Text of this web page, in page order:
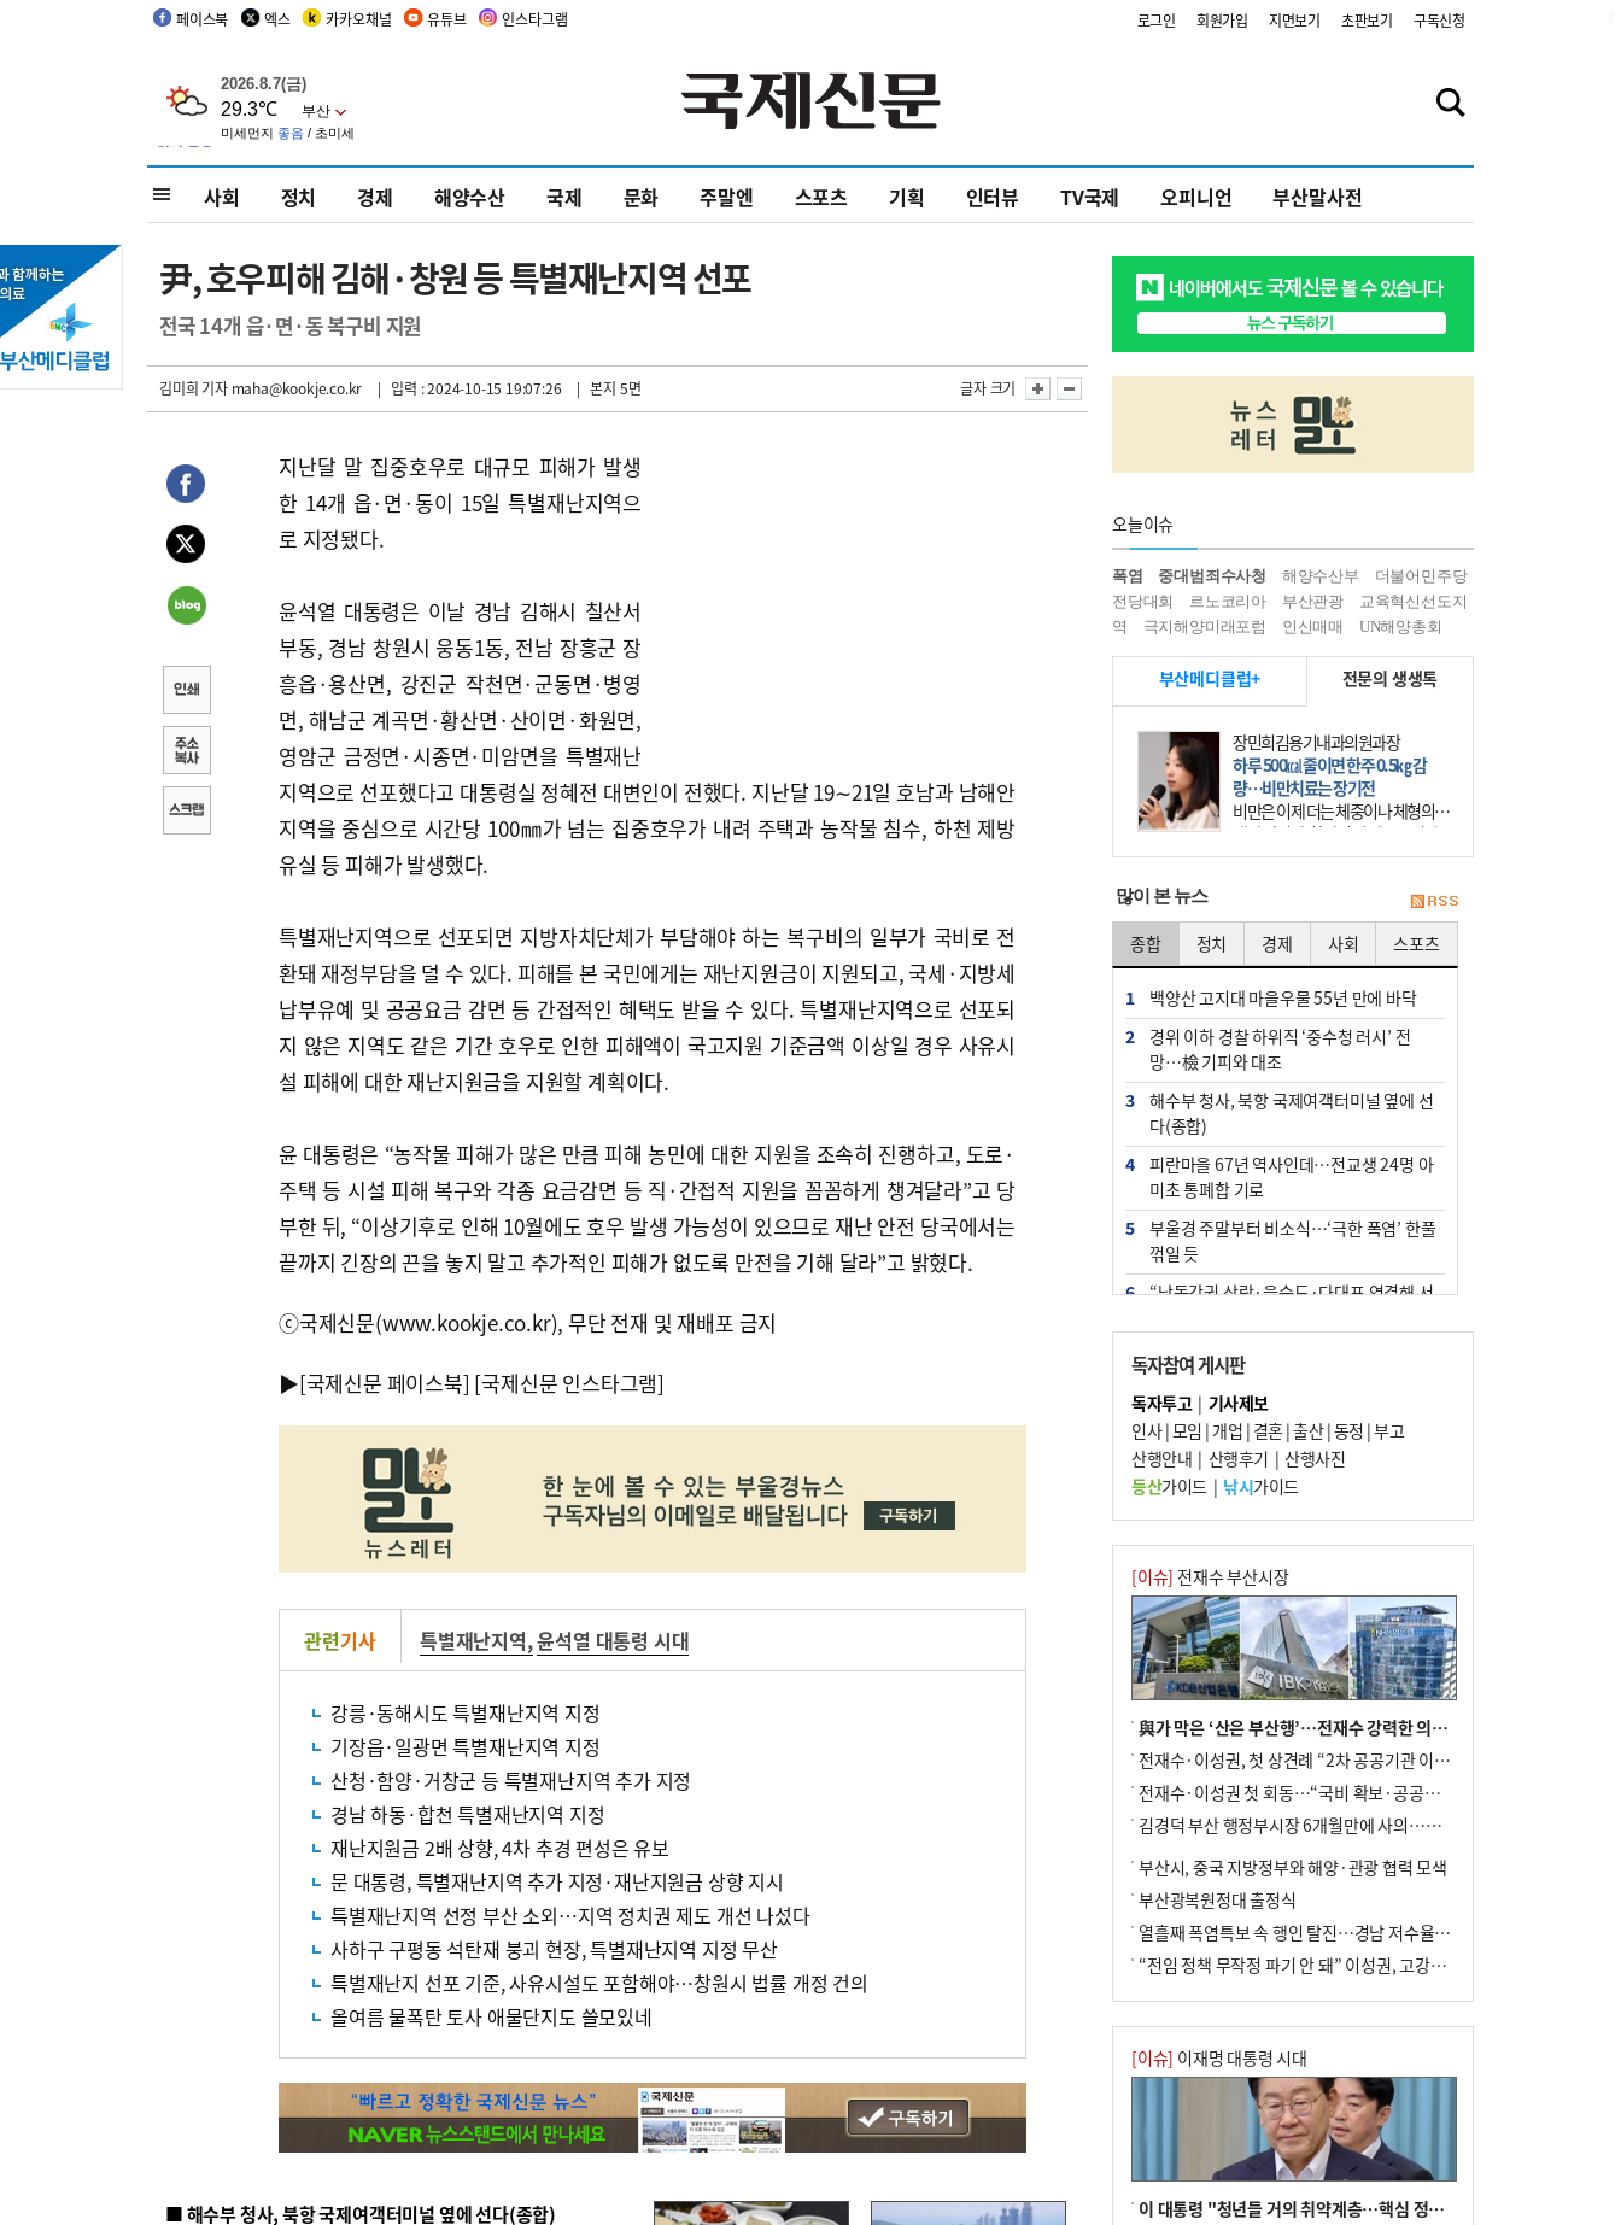
페이스북 엑스 카카오채널 유튜브 인스타그램 로그인 회원가입 지면보기 초판보기 구독신청
사회 정치 경제 해양수산 국제 문화 주말엔 스포츠 기획 인터뷰 TV국제 오피니언 부산말사전
尹, 호우피해 김해·창원 등 특별재난지역 선포
전국 14개 읍·면·동 복구비 지원
김미희 기자maha@kookje.co.kr | 입력 : 2024-10-15 19:07:26 | 본지 5면 글자 크기
지난달 말 집중호우로 대규모 피해가 발생
한 14개 읍·면·동이 15일 특별재난지역으
로 지정됐다.
윤석열 대통령은 이날 경남 김해시 칠산서
부동, 경남 창원시 웅동1동, 전남 장흥군 장
흥읍·용산면, 강진군 작천면·군동면·병영
면, 해남군 계곡면·황산면·산이면·화원면,
영암군 금정면·시종면·미암면을 특별재난
지역으로 선포했다고 대통령실 정혜전 대변인이 전했다. 지난달 19∼21일 호남과 남해안
지역을 중심으로 시간당 100㎜가 넘는 집중호우가 내려 주택과 농작물 침수, 하천 제방
유실 등 피해가 발생했다.
특별재난지역으로 선포되면 지방자치단체가 부담해야 하는 복구비의 일부가 국비로 전
환돼 재정부담을 덜 수 있다. 피해를 본 국민에게는 재난지원금이 지원되고, 국세·지방세
납부유예 및 공공요금 감면 등 간접적인 혜택도 받을 수 있다. 특별재난지역으로 선포되
지 않은 지역도 같은 기간 호우로 인한 피해액이 국고지원 기준금액 이상일 경우 사유시
설 피해에 대한 재난지원금을 지원할 계획이다.
윤 대통령은 “농작물 피해가 많은 만큼 피해 농민에 대한 지원을 조속히 진행하고, 도로·
주택 등 시설 피해 복구와 각종 요금감면 등 직·간접적 지원을 꼼꼼하게 챙겨달라”고 당
부한 뒤, “이상기후로 인해 10월에도 호우 발생 가능성이 있으므로 재난 안전 당국에서는
끝까지 긴장의 끈을 놓지 말고 추가적인 피해가 없도록 만전을 기해 달라”고 밝혔다.
ⓒ국제신문(www.kookje.co.kr), 무단 전재 및 재배포 금지
▶[국제신문 페이스북] [국제신문 인스타그램]
관련기사 특별재난지역,윤석열 대통령 시대
강릉·동해시도 특별재난지역 지정
기장읍·일광면 특별재난지역 지정
산청·함양·거창군 등 특별재난지역 추가 지정
경남 하동·합천 특별재난지역 지정
재난지원금 2배 상향, 4차 추경 편성은 유보
문 대통령, 특별재난지역 추가 지정·재난지원금 상향 지시
특별재난지역 선정 부산 소외…지역 정치권 제도 개선 나섰다
사하구 구평동 석탄재 붕괴 현장, 특별재난지역 지정 무산
특별재난지 선포 기준, 사유시설도 포함해야…창원시 법률 개정 건의
올여름 물폭탄 토사 애물단지도 쓸모있네
■ 해수부 청사, 북항 국제여객터미널 옆에 선다(종합)
오늘이슈
폭염 중대범죄수사청 해양수산부
더불어민주당
전당대회
르노코리아 부산관광
교육혁신선도지
역
극지해양미래포럼 인신매매 UN해양총회
부산메디클럽+ 전문의 생생톡
장민희김용기내과의원과장
하루 500㎉ 줄이면 한주 0.5㎏ 감
량…비만치료는 장기전
비만은 이제 더는 체중이나 체형의 문
제가 아니다. 하나의 질병으로 인지
하고 치료와 관리를 해야 한다. 세계
많이 본 뉴스
종합 정치 경제 사회 스포츠
1
백양산 고지대 마을우물 55년 만에 바닥
2
경위 이하 경찰 하위직 ‘중수청 러시’ 전
망…檢 기피와 대조
3
해수부 청사, 북항 국제여객터미널 옆에 선
다(종합)
4
피란마을 67년 역사인데…전교생 24명 아
미초 통폐합 기로
5
부울경 주말부터 비소식…‘극한 폭염’ 한풀
꺾일 듯
6
“낙동강권 삼락·을숙도·다대포 연결해 서
7
오늘의 날씨- 2026년 8월 7일
8
외국인 선원 ‘인신매매 경유지’ 된 부산…
우려가 현실로
9
[사설] 해수부 신청사 북항으로 확정, 해양
수도 도약의 전환점
10 르노 못 타는 부산시장…관용차 규정에 막
힌 지역기업 응원
독자참여 게시판
독자투고| 기사제보
인사|모임 | 개업 | 결혼|출산|동정 |부고
산행안내 | 산행후기 | 산행사진
등산가이드| 낚시가이드
[이슈] 전재수 부산시장
與가 막은 ‘산은 부산행’…전재수 강력한 의지 표명 없인 공염불
전재수·이성권, 첫 상견례 “2차 공공기관 이전 초당 협력”(종합)
전재수·이성권 첫 회동…“국비 확보·공공기관 이전 협력”
김경덕 부산 행정부시장 6개월만에 사의…후임 인선 촉각
부산시, 중국 지방정부와 해양·관광 협력 모색
부산광복원정대 출정식
열흘째 폭염특보 속 행인 탈진…경남 저수율 평년의 절반
“전임 정책 무작정 파기 안 돼” 이성권, 고강도 ‘전재수 견제’ 예고
[이슈] 이재명 대통령 시대
이 대통령 "청년들 거의 취약계층…핵심 정책 재편""